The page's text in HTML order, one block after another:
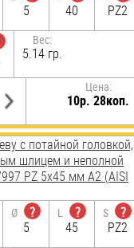
5
40
PZ2
Вес:
5.14 гр.
Цена:
10р. 28коп.
с потайной головкой,
шлицем и неполной
PZ 5х45 мм А2 (AISI
Ø
?
5
L
?
45
S
?
PZ2